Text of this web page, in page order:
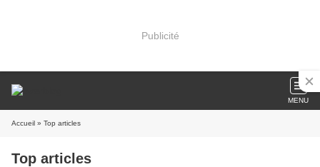
Publicité
MENU
Accueil » Top articles
Top articles